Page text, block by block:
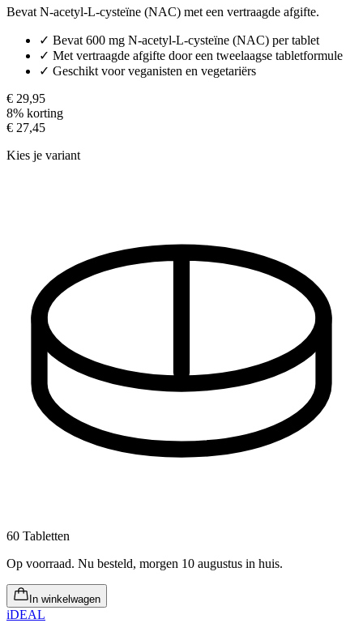
Bevat N-acetyl-L-cysteïne (NAC) met een vertraagde afgifte.
✓ Bevat 600 mg N-acetyl-L-cysteïne (NAC) per tablet
✓ Met vertraagde afgifte door een tweelaagse tabletformule
✓ Geschikt voor veganisten en vegetariërs
€ 29,95
8% korting
€ 27,45
Kies je variant
60 Tabletten
Op voorraad. Nu besteld, morgen 10 augustus in huis.
In winkelwagen
iDEAL